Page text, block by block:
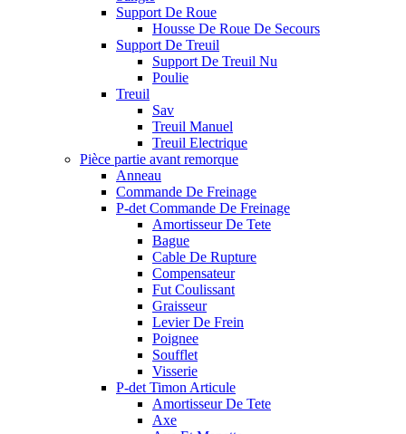
Support De Roue
Housse De Roue De Secours
Support De Treuil
Support De Treuil Nu
Poulie
Treuil
Sav
Treuil Manuel
Treuil Electrique
Pièce partie avant remorque
Anneau
Commande De Freinage
P-det Commande De Freinage
Amortisseur De Tete
Bague
Cable De Rupture
Compensateur
Fut Coulissant
Graisseur
Levier De Frein
Poignee
Soufflet
Visserie
P-det Timon Articule
Amortisseur De Tete
Axe